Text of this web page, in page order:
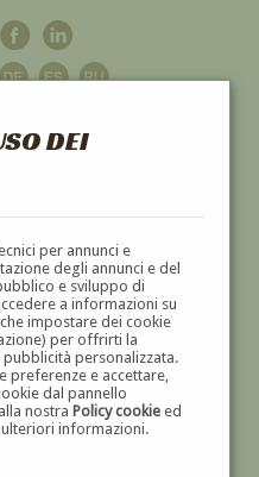
DEI
per annunci e
degli annunci e del
e sviluppo di
a informazioni su
impostare dei cookie
per offrirti la
personalizzata.
preferenze e accettare,
dal pannello
nostra Policy cookieed
informazioni.
'800 E '900